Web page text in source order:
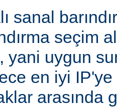
sanal
seçim
yani uygun
en iyi
arasında